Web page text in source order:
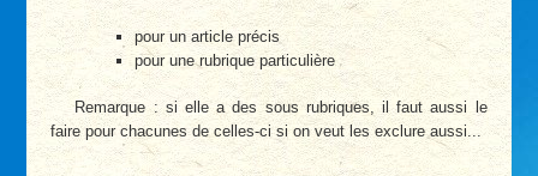
pour un article précis
pour une rubrique particulière
Remarque : si elle a des sous rubriques, il faut aussi le
faire pour chacunes de celles-ci si on veut les exclure aussi...